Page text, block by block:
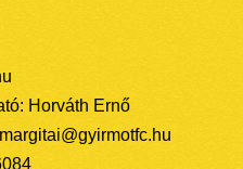
Horváth Ernő